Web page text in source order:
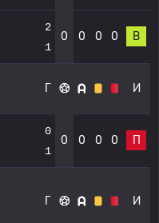
2
1
0 0 0 0 В
Г И
0
1
0 0 0 0 П
Г И